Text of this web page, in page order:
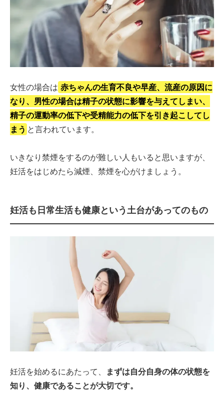
女性の場合は 赤ちゃんの生育不良や早産、流産の原因に
なり、男性の場合は精子の状態に影響を与えてしまい、
精子の運動率の低下や受精能力の低下を引き起こしてし
まう と言われています。
いきなり禁煙をするのが難しい人もいると思いますが、
妊活をはじめたら減煙、禁煙を心がけましょう。
妊活も日常生活も健康という土台があってのもの
妊活を始めるにあたって、
まずは自分自身の体の状態を
知り、健康であることが大切です。